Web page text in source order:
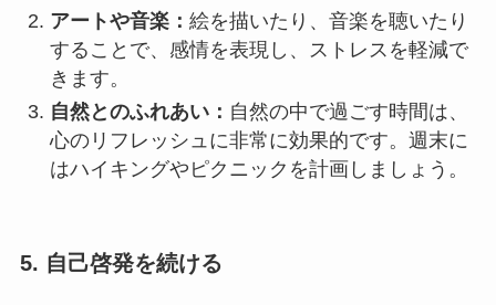
アートや音楽： 絵を描いたり、音楽を聴いたり
することで、感情を表現し、ストレスを軽減で
きます。
自然とのふれあい： 自然の中で過ごす時間は、
心のリフレッシュに非常に効果的です。週末に
はハイキングやピクニックを計画しましょう。
5. 自己啓発を続ける